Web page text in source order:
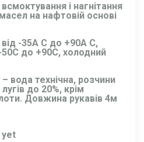
і нагнітання
на нафтовій основі
-35А С до +90А С,
50С до +90С, холодний
вода технічна, розчини
до 20%, крім
Довжина рукавів 4м
yet